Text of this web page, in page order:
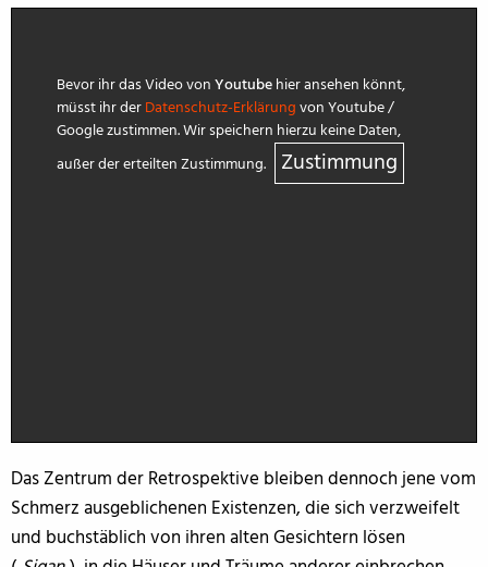
Bevor ihr das Video vonYoutubehier ansehen könnt,
müsst ihr derDatenschutz-Erklärungvon Youtube /
Google zustimmen. Wir speichern hierzu keine Daten,
außer der erteilten Zustimmung.
Zustimmung
Das Zentrum der Retrospektive bleiben dennoch jene vom
Schmerz ausgeblichenen Existenzen, die sich verzweifelt
und buchstäblich von ihren alten Gesichtern lösen